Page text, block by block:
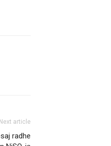
Next article
radhe